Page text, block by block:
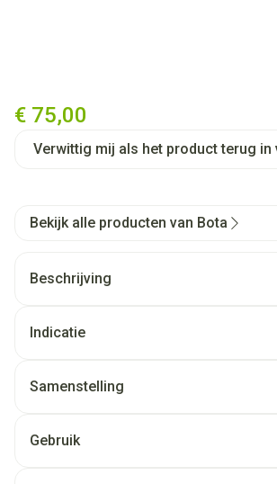
€ 75,00
Verwittig mij als het product terug in
Bekijk alle producten van Bota
Beschrijving
Indicatie
Samenstelling
Gebruik